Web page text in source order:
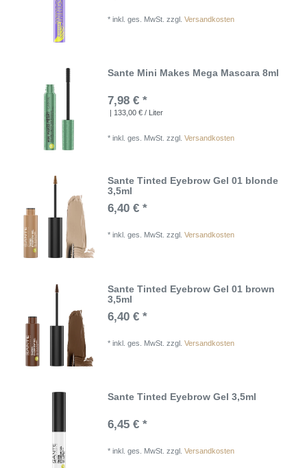
*inkl. ges. MwSt. zzgl.Versandkosten
Sante Mini Makes Mega Mascara 8ml
7,98 € *
| 133,00 € / Liter
*inkl. ges. MwSt. zzgl.Versandkosten
Sante Tinted Eyebrow Gel 01 blonde
3,5ml
6,40 € *
*inkl. ges. MwSt. zzgl.Versandkosten
Sante Tinted Eyebrow Gel 01 brown
3,5ml
6,40 € *
*inkl. ges. MwSt. zzgl.Versandkosten
Sante Tinted Eyebrow Gel 3,5ml
6,45 € *
*inkl. ges. MwSt. zzgl.Versandkosten